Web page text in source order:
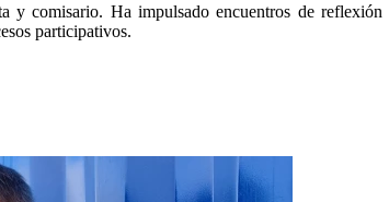
comisario. Ha impulsado encuentros de
participativos.